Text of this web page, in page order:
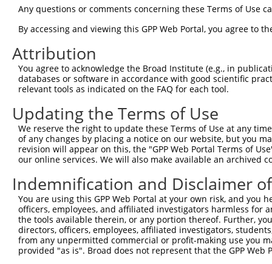
Any questions or comments concerning these Terms of Use
By accessing and viewing this GPP Web Portal, you agree to
Attribution
You agree to acknowledge the Broad Institute (e.g., in
databases or software in accordance with good scientific
relevant tools as indicated on the FAQ for each tool.
Updating the Terms of Use
We reserve the right to update these Terms of Use at any
of any changes by placing a notice on our website, but you
revision will appear on this, the "GPP Web Portal Terms of
our online services. We will also make available an archived
Indemnification and Disclaimer
You are using this GPP Web Portal at your own risk, and
officers, employees, and affiliated investigators harmless for
the tools available therein, or any portion thereof. Further,
directors, officers, employees, affiliated investigators,
from any unpermitted commercial or profit-making use you
provided "as is". Broad does not represent that the GPP